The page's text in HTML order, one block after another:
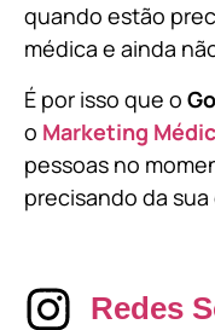
quando estão
médica e ainda
É por isso que o
o Marketing
pessoas no
precisando da
Redes